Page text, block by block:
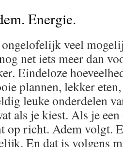
Energie.
veel
net iets meer dan
Eindeloze
plannen, lekker
leuke onderdelen
als je kiest. Als je
op richt. Adem volgt.
En dat is volgens